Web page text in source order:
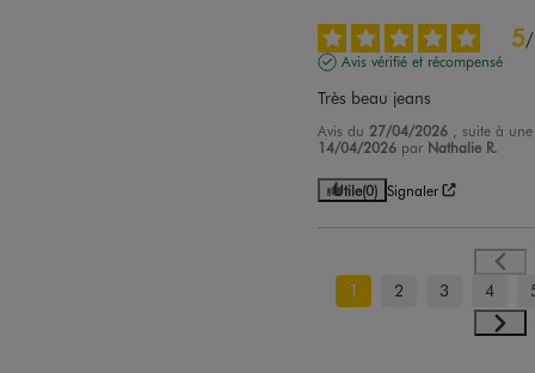
5/
Avis vérifié et récompensé
Très beau jeans
Avis du 27/04/2026
, suite à
14/04/2026 par Nathalie R.
Utile(0) Signaler
1 2 3 4